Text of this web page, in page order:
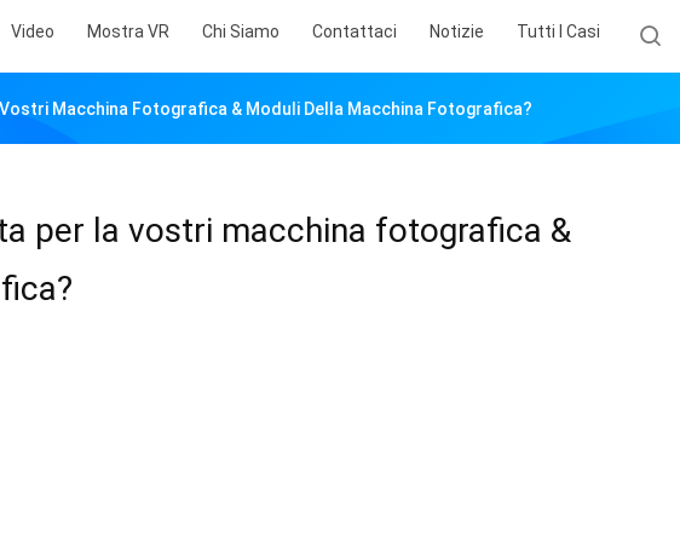
Video Mostra VR Chi Siamo Contattaci Notizie Tutti I Casi
Macchina Fotografica & Moduli Della Macchina Fotografica?
per la vostri macchina fotografica &